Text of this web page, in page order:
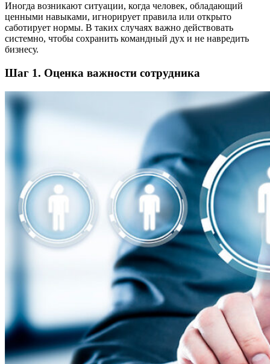
Иногда возникают ситуации, когда человек, обладающий
ценными навыками, игнорирует правила или открыто
саботирует нормы. В таких случаях важно действовать
системно, чтобы сохранить командный дух и не навредить
бизнесу.
Шаг 1. Оценка важности сотрудника